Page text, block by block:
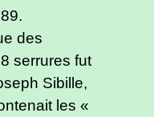
des
serrures fut
Sibille,
les «